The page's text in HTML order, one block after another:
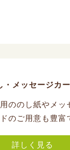
・メッセージカ
ののし紙やメッ
のご用意も豊富
詳しく見る